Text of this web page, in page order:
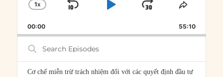
CHANGE
RATE
1X
SKIP
PLAYJUMP
FORWARD
SHARE
00:00 55:10
Search
Episodes
Cơ chế miễn trừ trách nhiệm đối với các quyết định đầu tư